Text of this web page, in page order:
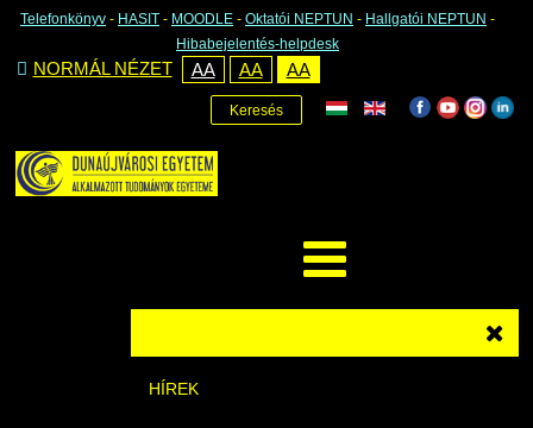
Telefonkönyv - HASIT - MOODLE - Oktatói NEPTUN - Hallgatói NEPTUN -
Hibabejelentés-helpdesk
NORMÁL NÉZET AA AA AA
Keresés
HÍREK